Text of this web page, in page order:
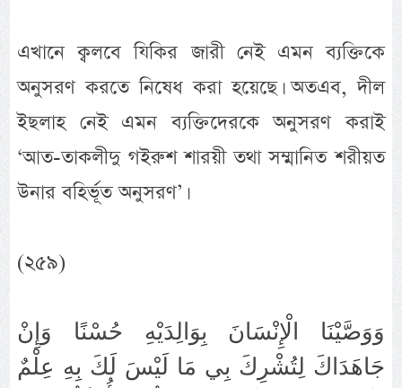
এখানে ক্বলবে যিকির জারী নেই এমন ব্যক্তিকে
অনুসরণ করতে নিষেধ করা হয়েছে। অতএব, দীল
ইছলাহ নেই এমন ব্যক্তিদেরকে অনুসরণ করাই
‘আত-তাকলীদু গইরুশ শারয়ী তথা সম্মানিত শরীয়ত
উনার বহির্ভূত অনুসরণ’।
(২৫৯)
وَوَصَّيْنَا الْإِنْسَانَ بِوَالِدَيْهِ حُسْنًا وَإِنْ
جَاهَدَاكَ لِتُشْرِكَ بِي مَا لَيْسَ لَكَ بِهِ عِلْمٌ